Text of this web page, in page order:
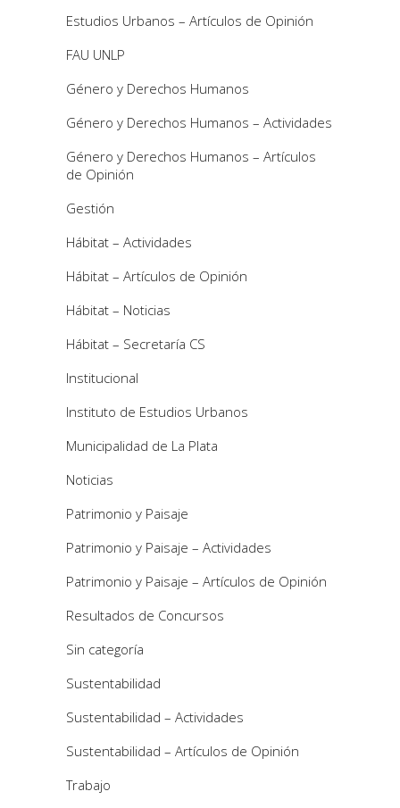
Estudios Urbanos – Artículos de Opinión
FAU UNLP
Género y Derechos Humanos
Género y Derechos Humanos – Actividades
Género y Derechos Humanos – Artículos
de Opinión
Gestión
Hábitat – Actividades
Hábitat – Artículos de Opinión
Hábitat – Noticias
Hábitat – Secretaría CS
Institucional
Instituto de Estudios Urbanos
Municipalidad de La Plata
Noticias
Patrimonio y Paisaje
Patrimonio y Paisaje – Actividades
Patrimonio y Paisaje – Artículos de Opinión
Resultados de Concursos
Sin categoría
Sustentabilidad
Sustentabilidad – Actividades
Sustentabilidad – Artículos de Opinión
Trabajo